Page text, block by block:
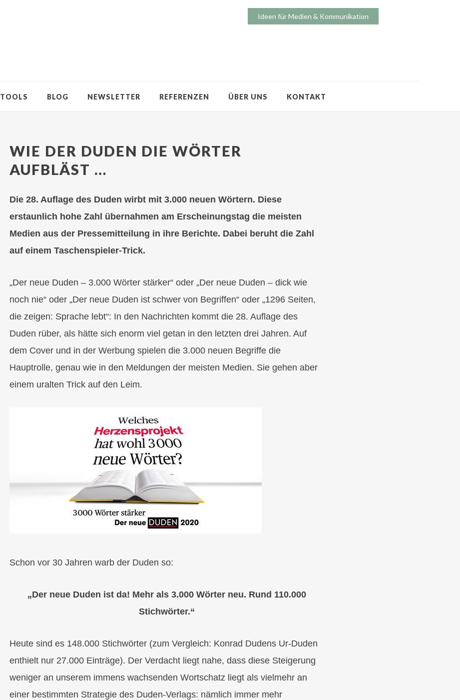
Ideen für Medien & Kommunikation
TOOLS BLOG NEWSLETTER REFERENZEN ÜBER UNS KONTAKT
WIE DER DUDEN DIE WÖRTER
AUFBLÄST …
Die 28. Auflage des Duden wirbt mit 3.000 neuen Wörtern. Diese
erstaunlich hohe Zahl übernahmen am Erscheinungstag die meisten
Medien aus der Pressemitteilung in ihre Berichte. Dabei beruht die Zahl
auf einem Taschenspieler-Trick.
„Der neue Duden – 3.000 Wörter stärker“ oder „Der neue Duden – dick wie
noch nie“ oder „Der neue Duden ist schwer von Begriffen“ oder „1296 Seiten,
die zeigen: Sprache lebt“: In den Nachrichten kommt die 28. Auflage des
Duden rüber, als hätte sich enorm viel getan in den letzten drei Jahren. Auf
dem Cover und in der Werbung spielen die 3.000 neuen Begriffe die
Hauptrolle, genau wie in den Meldungen der meisten Medien. Sie gehen aber
einem uralten Trick auf den Leim.
Schon vor 30 Jahren warb der Duden so:
„Der neue Duden ist da! Mehr als 3.000 Wörter neu. Rund 110.000
Stichwörter.“
Heute sind es 148.000 Stichwörter (zum Vergleich: Konrad Dudens Ur-Duden
enthielt nur 27.000 Einträge). Der Verdacht liegt nahe, dass diese Steigerung
weniger an unserem immens wachsenden Wortschatz liegt als vielmehr an
einer bestimmten Strategie des Duden-Verlags: nämlich immer mehr